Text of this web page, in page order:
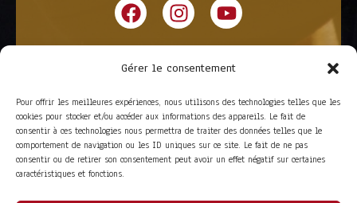
Gérer le consentement
Pour offrir les meilleures expériences, nous utilisons des technologies telles que les
cookies pour stocker et/ou accéder aux informations des appareils. Le fait de
consentir à ces technologies nous permettra de traiter des données telles que le
comportement de navigation ou les ID uniques sur ce site. Le fait de ne pas
consentir ou de retirer son consentement peut avoir un effet négatif sur certaines
caractéristiques et fonctions.